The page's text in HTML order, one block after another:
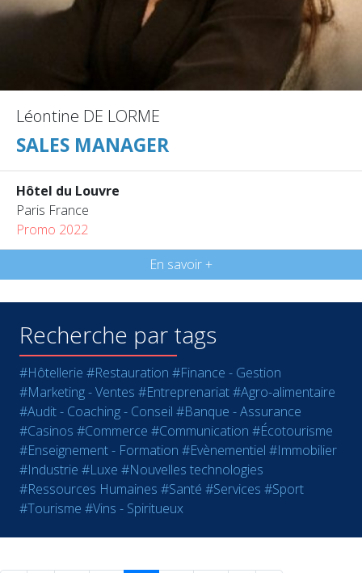
Léontine DE LORME
SALES MANAGER
Hôtel du Louvre
Paris France
Promo 2022
En savoir +
Recherche par tags
#Hôtellerie #Restauration #Finance - Gestion
#Marketing - Ventes #Entreprenariat#Agro-alimentaire
#Audit - Coaching - Conseil #Banque - Assurance
#Casinos #Commerce #Communication #Écotourisme
#Enseignement - Formation #Evènementiel #Immobilier
#Industrie #Luxe #Nouvelles technologies
#Ressources Humaines #Santé #Services #Sport
#Tourisme #Vins - Spiritueux